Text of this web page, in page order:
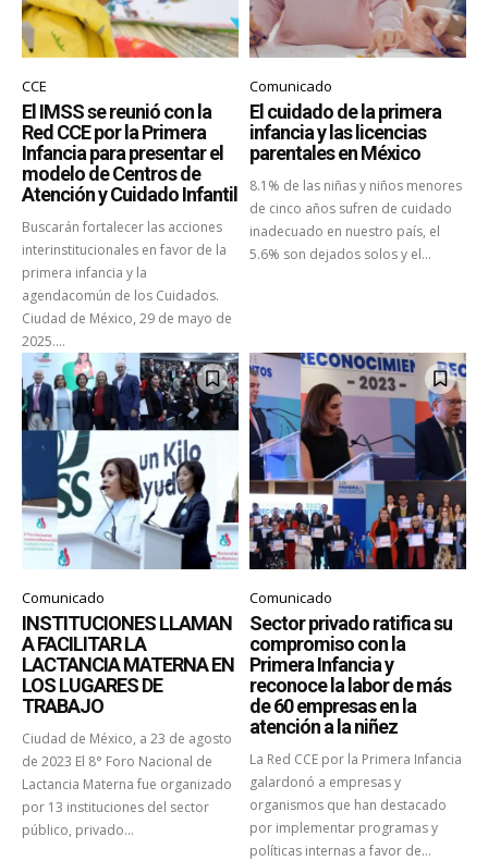
CCE
El IMSS se reunió con la
Red CCE por la Primera
Infancia para presentar el
modelo de Centros de
Atención y Cuidado Infantil
Buscarán fortalecer las acciones
interinstitucionales en favor de la
primera infancia y la
agendacomún de los Cuidados.
Ciudad de México, 29 de mayo de
2025....
Comunicado
El cuidado de la primera
infancia y las licencias
parentales en México
8.1% de las niñas y niños menores
de cinco años sufren de cuidado
inadecuado en nuestro país, el
5.6% son dejados solos y el...
Comunicado
INSTITUCIONES LLAMAN
A FACILITAR LA
LACTANCIA MATERNA EN
LOS LUGARES DE
TRABAJO
Ciudad de México, a 23 de agosto
de 2023 El 8° Foro Nacional de
Lactancia Materna fue organizado
por 13 instituciones del sector
público, privado...
Comunicado
Sector privado ratifica su
compromiso con la
Primera Infancia y
reconoce la labor de más
de 60 empresas en la
atención a la niñez
La Red CCE por la Primera Infancia
galardonó a empresas y
organismos que han destacado
por implementar programas y
políticas internas a favor de...